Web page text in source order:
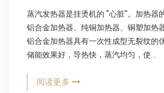
蒸汽发热器是挂烫机的 "心脏"。加热器
铝合金加热器、纯铜加热器、铜塑加热
铝合金加热器具有一次性成型无裂纹的
储能效果好，导热快，蒸汽均匀，使...
阅读更多